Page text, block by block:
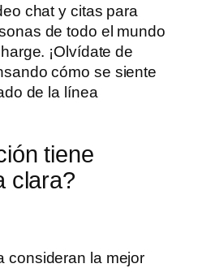
chat y citas para
de todo el mundo
¡Olvídate de
cómo se siente
de la línea
tiene
clara?
consideran la mejor